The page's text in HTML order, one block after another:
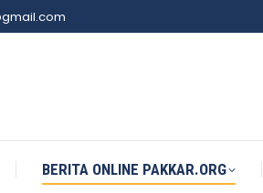
BERITA ONLINE PAKKAR.ORG
BERITA ONLINE PAKKAR.ORG